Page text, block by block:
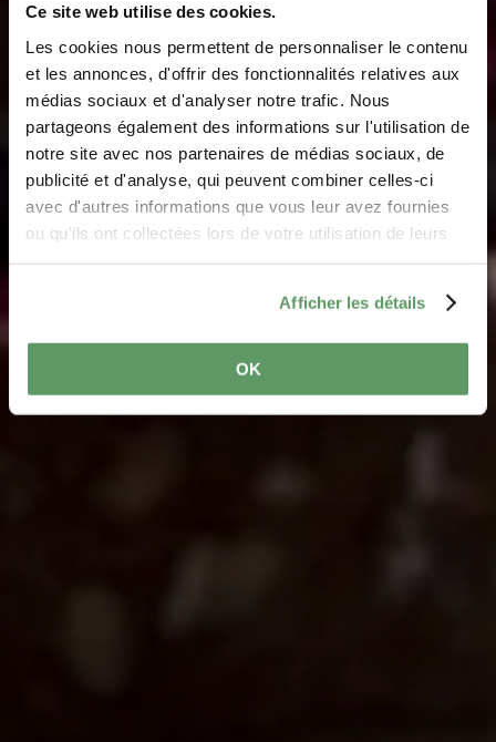
Ce site web utilise des cookies.
Les cookies nous permettent de personnaliser le contenu
et les annonces, d'offrir des fonctionnalités relatives aux
médias sociaux et d'analyser notre trafic. Nous
partageons également des informations sur l'utilisation de
notre site avec nos partenaires de médias sociaux, de
publicité et d'analyse, qui peuvent combiner celles-ci
avec d'autres informations que vous leur avez fournies
ou qu'ils ont collectées lors de votre utilisation de leurs
Afficher les détails
OK
Haff Claudine a
Georges Sins-
Pletschette
Waar? 17, um Knaeppchen, 7651 Heffingen